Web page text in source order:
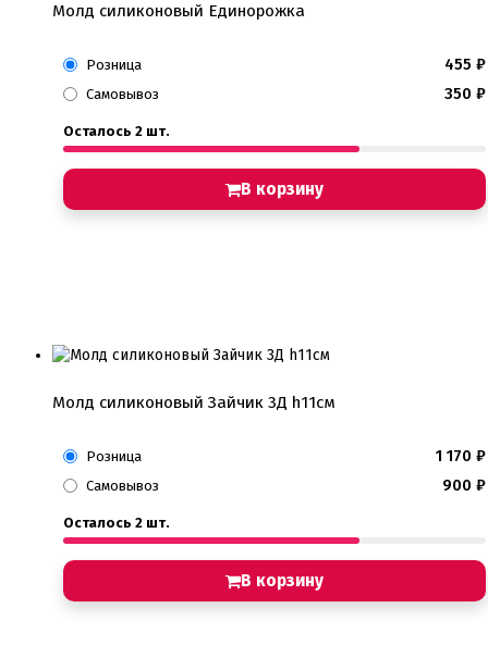
Молд силиконовый Единорожка
Розница 455 ₽
Самовывоз 350 ₽
Осталось 2 шт.
В корзину
Молд силиконовый Зайчик 3Д h11см
Розница 1 170 ₽
Самовывоз 900 ₽
Осталось 2 шт.
В корзину